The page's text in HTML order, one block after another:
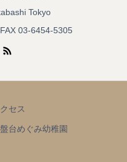
Tokyo
03-6454-5305
セス
台めぐみ幼稚園